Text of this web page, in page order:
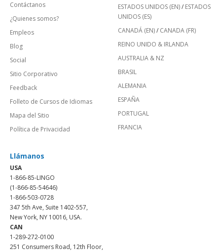
Contáctanos
¿Quienes somos?
Empleos
Blog
Social
Sitio Corporativo
Feedback
Folleto de Cursos de Idiomas
Mapa del Sitio
Política de Privacidad
ESTADOS UNIDOS (EN)/ ESTADOS
UNIDOS (ES)
CANADÁ (EN)/ CANADA (FR)
REINO UNIDO & IRLANDA
AUSTRALIA & NZ
BRASIL
ALEMANIA
ESPAÑA
PORTUGAL
FRANCIA
Llámanos
USA
1-866-85-LINGO
(1-866-85-54646)
1-866-503-0728
347 5th Ave, Suite 1402-557,
New York, NY 10016, USA.
CAN
1-289-272-0100
251 Consumers Road, 12th Floor,